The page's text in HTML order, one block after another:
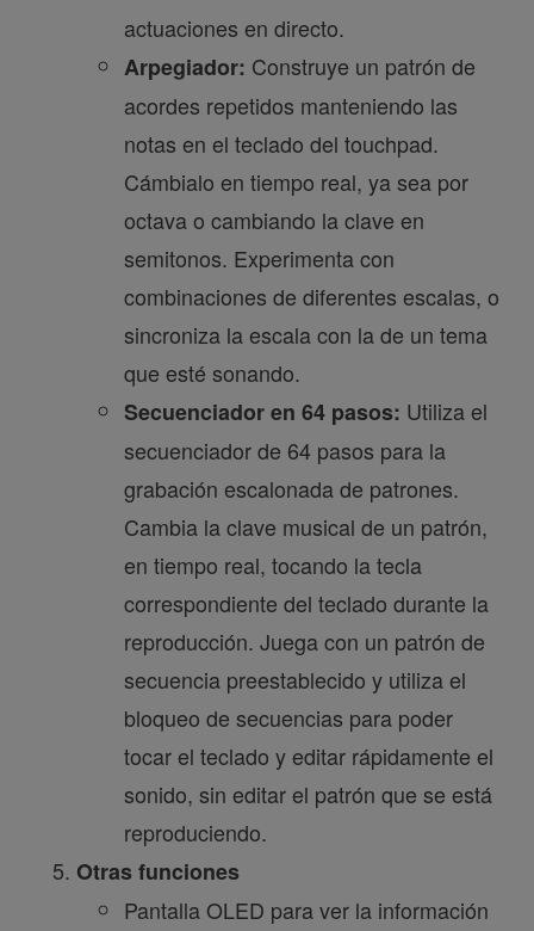
actuaciones en directo.
Arpegiador: Construye un patrón de
acordes repetidos manteniendo las
notas en el teclado del touchpad.
Cámbialo en tiempo real, ya sea por
octava o cambiando la clave en
semitonos. Experimenta con
combinaciones de diferentes escalas, o
sincroniza la escala con la de un tema
que esté sonando.
Secuenciador en 64 pasos: Utiliza el
secuenciador de 64 pasos para la
grabación escalonada de patrones.
Cambia la clave musical de un patrón,
en tiempo real, tocando la tecla
correspondiente del teclado durante la
reproducción. Juega con un patrón de
secuencia preestablecido y utiliza el
bloqueo de secuencias para poder
tocar el teclado y editar rápidamente el
sonido, sin editar el patrón que se está
reproduciendo.
Otras funciones
Pantalla OLED para ver la información